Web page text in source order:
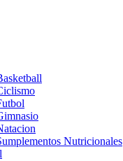
Nutricionales